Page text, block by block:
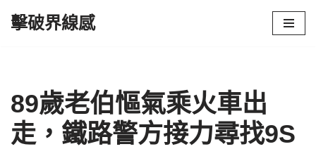
擊破界線感
89歲老伯慪氣乘火車出
走，鐵路警方接力尋找9S